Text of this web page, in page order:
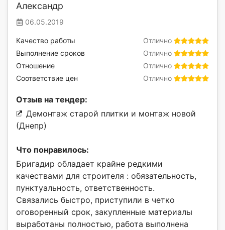
Александр
06.05.2019
Отлично
Качество работы
Отлично
Выполнение сроков
Отлично
Отношение
Отлично
Соответствие цен
Отзыв на тендер:
Демонтаж старой плитки и монтаж новой
(Днепр)
Что понравилось:
Бригадир обладает крайне редкими
качествами для строителя : обязательность,
пунктуальность, ответственность.
Связались быстро, приступили в четко
оговоренный срок, закупленные материалы
выработаны полностью, работа выполнена